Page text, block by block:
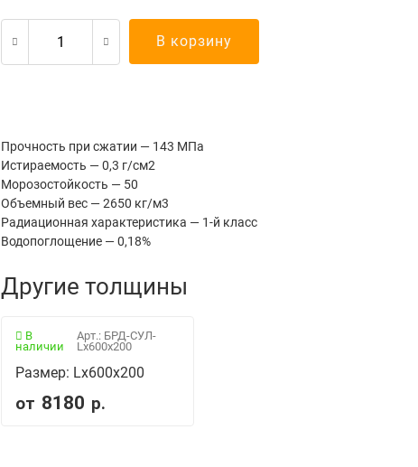
В корзину
Прочность при сжатии — 143 МПа
Истираемость — 0,3 г/см2
Морозостойкость — 50
Объемный вес — 2650 кг/м3
Радиационная характеристика — 1-й класс
Водопоглощение — 0,18%
Другие толщины
В
наличии
Арт.: БРД-СУЛ-
Lx600x200
Размер: Lx600x200
от 8180 р.